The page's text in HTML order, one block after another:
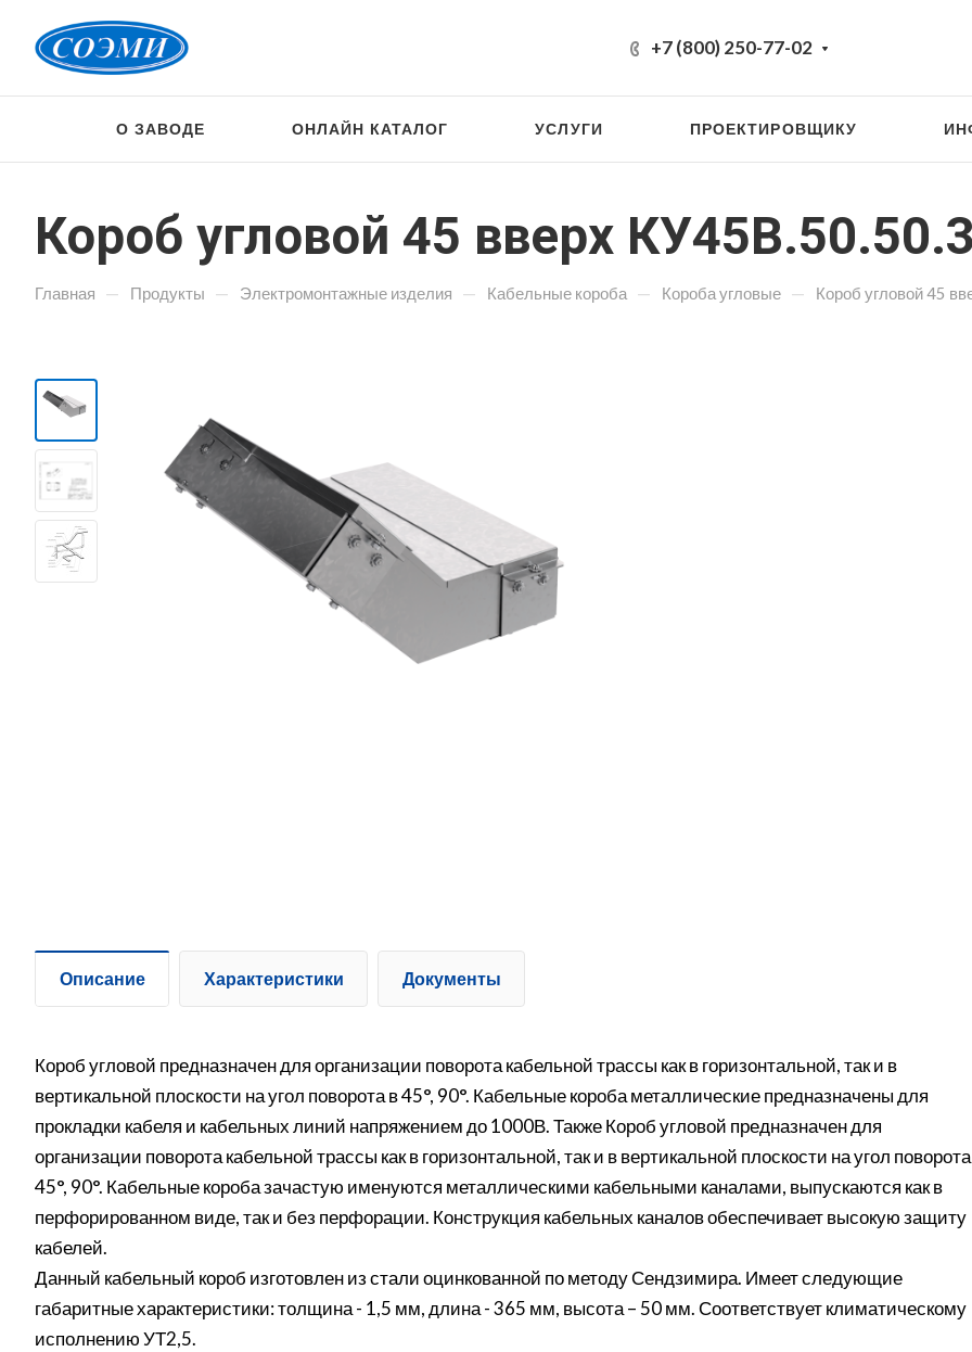
+7 (800) 250-77-02
О ЗАВОДЕ ОНЛАЙН КАТАЛОГ УСЛУГИ ПРОЕКТИРОВЩИКУ
Короб угловой 45 вверх
Главная — Продукты — Электромонтажные изделия — Кабельные короба — Короба угловые — Короб угловой 45
Описание Характеристики Документы
Короб угловой предназначен для организации поворота кабельной трассы как в горизонтальной, так и в
вертикальной плоскости на угол поворота в 45°, 90°. Кабельные короба металлические предназначены для
прокладки кабеля и кабельных линий напряжением до 1000В. Также Короб угловой предназначен для
организации поворота кабельной трассы как в горизонтальной, так и в вертикальной плоскости на угол
45°, 90°. Кабельные короба зачастую именуются металлическими кабельными каналами, выпускаются как в
перфорированном виде, так и без перфорации. Конструкция кабельных каналов обеспечивает высокую защиту
кабелей.
Данный кабельный короб изготовлен из стали оцинкованной по методу Сендзимира. Имеет следующие
габаритные характеристики: толщина - 1,5 мм, длина - 365 мм, высота – 50 мм. Соответствует климатическому
исполнению УТ2,5.